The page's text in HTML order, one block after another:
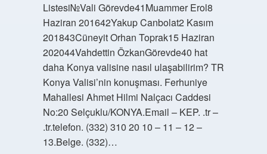
Listesi№Vali Görevde41Muammer Erol8
Haziran 201642Yakup Canbolat2 Kasım
201843Cüneyit Orhan Toprak15 Haziran
202044Vahdettin ÖzkanGörevde40 hat
daha Konya valisine nasıl ulaşabilirim? TR
Konya Valisi’nin konuşması. Ferhuniye
Mahallesi Ahmet Hilmi Nalçacı Caddesi
No:20 Selçuklu/KONYA.Email – KEP. .tr –
.tr.telefon. (332) 310 20 10 – 11 – 12 –
13.Belge. (332)…